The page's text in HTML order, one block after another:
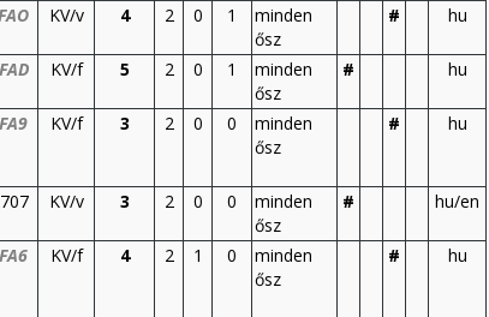
KV/v 4 2 0 1
minden
ősz
# hu
KV/f 5 2 0 1
minden
ősz
# hu
KV/f 3 2 0 0
minden
ősz
# hu
KV/v 3 2 0 0
minden
ősz
# hu/en
KV/f 4 2 1 0
minden
ősz
# hu